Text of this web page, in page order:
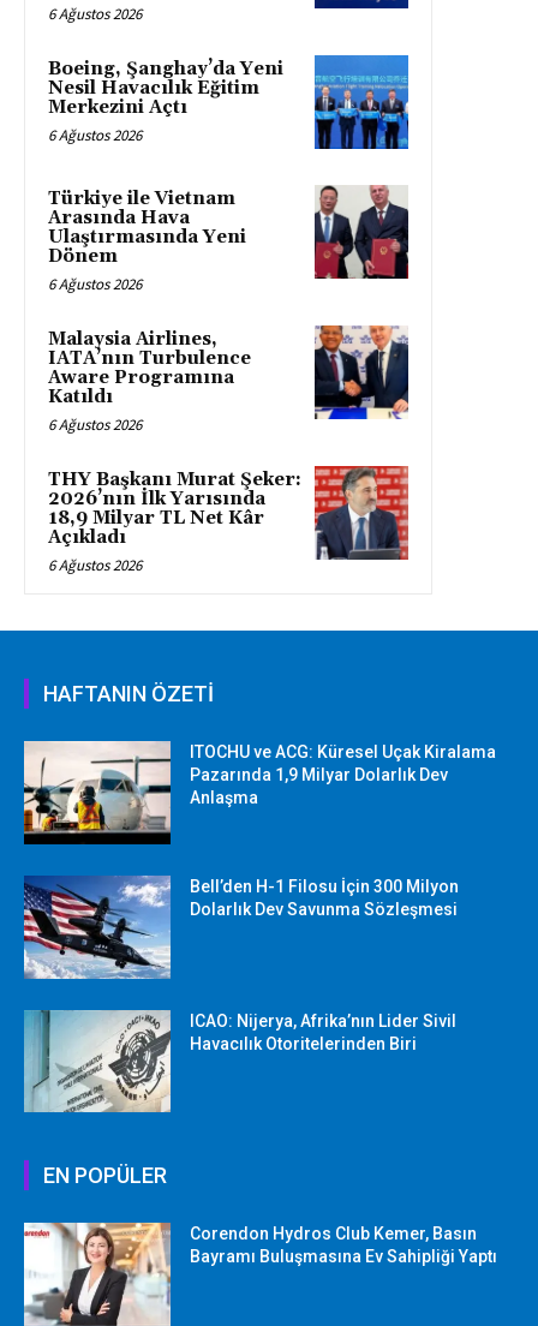
6 Ağustos 2026
Boeing, Şanghay’da Yeni
Nesil Havacılık Eğitim
Merkezini Açtı
6 Ağustos 2026
Türkiye ile Vietnam
Arasında Hava
Ulaştırmasında Yeni
Dönem
6 Ağustos 2026
Malaysia Airlines,
IATA’nın Turbulence
Aware Programına
Katıldı
6 Ağustos 2026
THY Başkanı Murat Şeker:
2026’nın İlk Yarısında
18,9 Milyar TL Net Kâr
Açıkladı
6 Ağustos 2026
HAFTANIN ÖZETİ
ITOCHU ve ACG: Küresel Uçak Kiralama
Pazarında 1,9 Milyar Dolarlık Dev
Anlaşma
Bell’den H-1 Filosu İçin 300 Milyon
Dolarlık Dev Savunma Sözleşmesi
ICAO: Nijerya, Afrika’nın Lider Sivil
Havacılık Otoritelerinden Biri
EN POPÜLER
Corendon Hydros Club Kemer, Basın
Bayramı Buluşmasına Ev Sahipliği Yaptı